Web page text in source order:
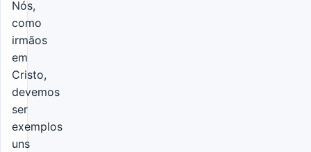
Nós,
como
irmãos
em
Cristo,
devemos
ser
exemplos
uns